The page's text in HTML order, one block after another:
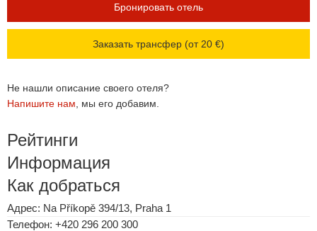
Бронировать отель
Заказать трансфер (от 20 €)
Не нашли описание своего отеля?
Напишите нам , мы его добавим.
Рейтинги
Информация
Как добраться
Адрес: Na Příkopě 394/13, Praha 1
Телефон: +420 296 200 300